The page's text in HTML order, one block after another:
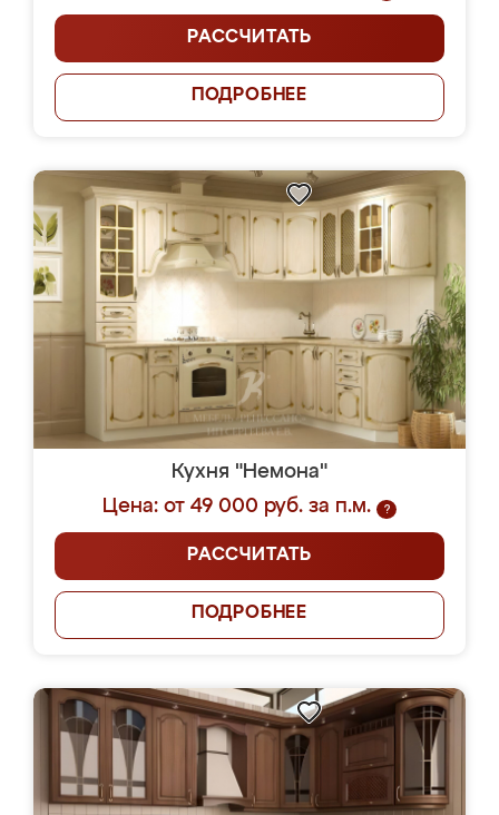
РАССЧИТАТЬ
ПОДРОБНЕЕ
Кухня "Немона"
Цена: от 49 000 руб. за п.м.
?
РАССЧИТАТЬ
ПОДРОБНЕЕ